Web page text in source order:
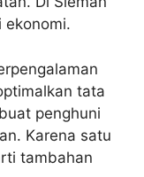
ekonomi.
tata
penghuni
Karena satu
tambahan